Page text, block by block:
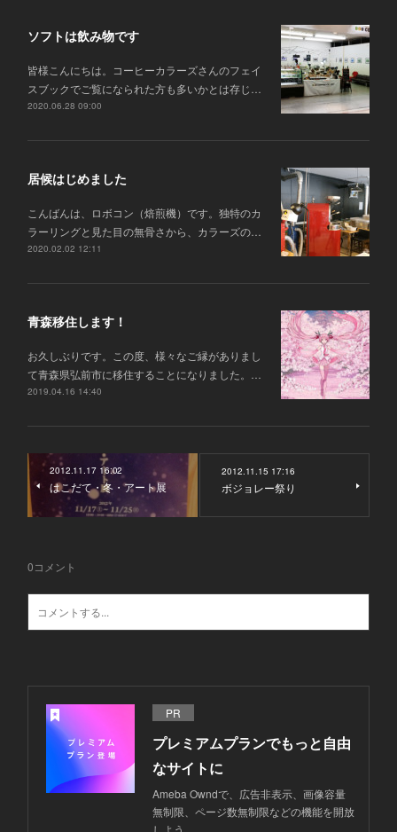
ソフトは飲み物です
皆様こんにちは。コーヒーカラーズさんのフェイ
スブックでご覧になられた方も多いかとは存じ…
2020.06.28 09:00
居候はじめました
こんばんは、ロボコン（焙煎機）です。独特のカ
ラーリングと見た目の無骨さから、カラーズの…
2020.02.02 12:11
青森移住します！
お久しぶりです。この度、様々なご縁がありまし
て青森県弘前市に移住することになりました。…
2019.04.16 14:40
2012.11.17 16:02
はこだて・冬・アート展
2012.11.15 17:16
ボジョレー祭り
0コメント
PR
プレミアムプランでもっと自由
なサイトに
Ameba Owndで、広告非表示、画像容量
無制限、ページ数無制限などの機能を開放
しよう。